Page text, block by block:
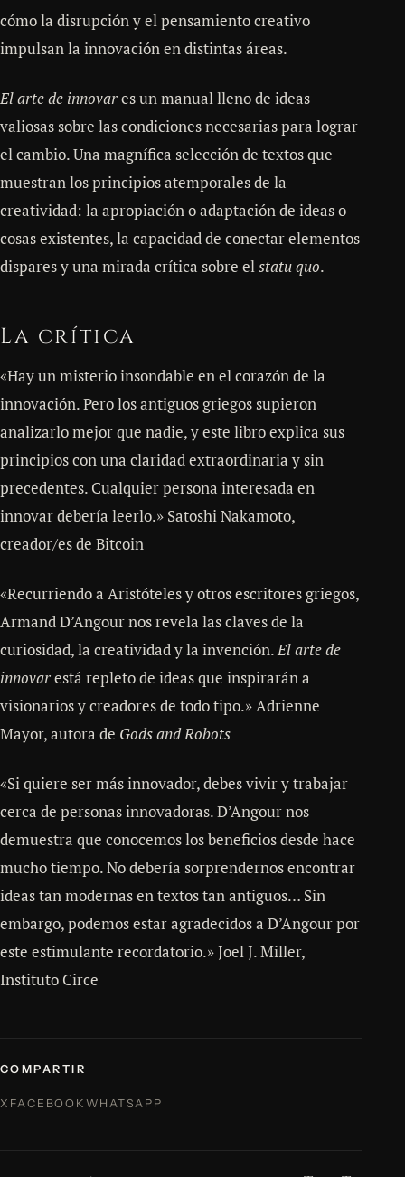
cómo la disrupción y el pensamiento creativo
impulsan la innovación en distintas áreas.
El arte de innovares un manual lleno de ideas
valiosas sobre las condiciones necesarias para lograr
el cambio. Una magnífica selección de textos que
muestran los principios atemporales de la
creatividad: la apropiación o adaptación de ideas o
cosas existentes, la capacidad de conectar elementos
dispares y una mirada crítica sobre elstatu quo.
La crítica
«Hay un misterio insondable en el corazón de la
innovación. Pero los antiguos griegos supieron
analizarlo mejor que nadie, y este libro explica sus
principios con una claridad extraordinaria y sin
precedentes. Cualquier persona interesada en
innovar debería leerlo.» Satoshi Nakamoto,
creador/es de Bitcoin
«Recurriendo a Aristóteles y otros escritores griegos,
Armand D’Angour nos revela las claves de la
curiosidad, la creatividad y la invención.El arte de
innovarestá repleto de ideas que inspirarán a
visionarios y creadores de todo tipo.» Adrienne
Mayor, autora de Gods and Robots
«Si quiere ser más innovador, debes vivir y trabajar
cerca de personas innovadoras. D’Angour nos
demuestra que conocemos los beneficios desde hace
mucho tiempo. No debería sorprendernos encontrar
ideas tan modernas en textos tan antiguos… Sin
embargo, podemos estar agradecidos a D’Angour por
este estimulante recordatorio.» Joel J. Miller,
Instituto Circe
COMPARTIR
X FACEBOOK WHATSAPP